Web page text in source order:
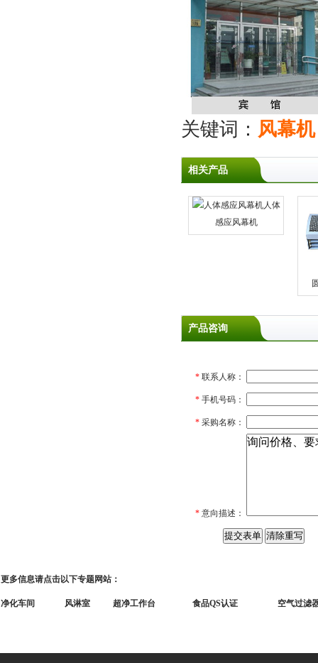
关键词： 风幕机
相关产品
人体
感应风幕机
产品咨询
* 联系人称：
* 手机号码：
* 采购名称：
* 意向描述：
更多信息请点击以下专题网站：
净化车间 风淋室 超净工作台 食品QS认证 空气过滤